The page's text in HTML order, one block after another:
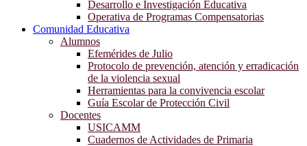
Desarrollo e Investigación Educativa
Operativa de Programas Compensatorias
Comunidad Educativa
Alumnos
Efemérides de Julio
Protocolo de prevención, atención y erradicación
de la violencia sexual
Herramientas para la convivencia escolar
Guía Escolar de Protección Civil
Docentes
USICAMM
Cuadernos de Actividades de Primaria